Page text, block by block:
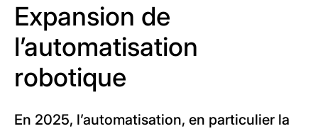
Expansion de
l’automatisation
robotique
En 2025, l’automatisation, en particulier la